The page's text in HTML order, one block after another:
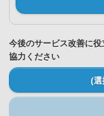
今後のサービス改善に
協力ください
(選